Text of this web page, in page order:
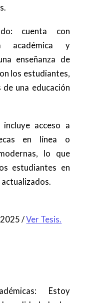
cuenta con
académica y
enseñanza de
los estudiantes,
una educación
acceso a
en línea o
lo que
estudiantes en
/Ver Tesis.
Estoy